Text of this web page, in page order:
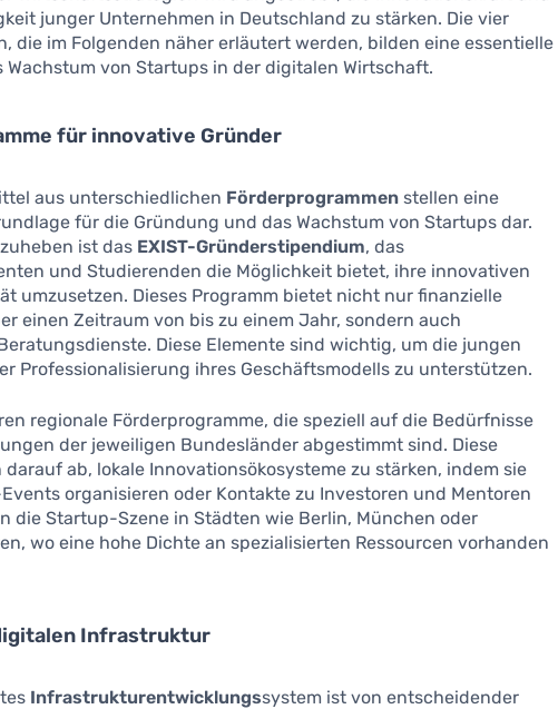
junger Unternehmen in Deutschland zu stärken. Die vier
die im Folgenden näher erläutert werden, bilden eine essentielle
Wachstum von Startups in der digitalen Wirtschaft.
für innovative Gründer
aus unterschiedlichen Förderprogrammen stellen eine
für die Gründung und das Wachstum von Startups dar.
ist das EXIST-Gründerstipendium, das
und Studierenden die Möglichkeit bietet, ihre innovativen
umzusetzen. Dieses Programm bietet nicht nur finanzielle
einen Zeitraum von bis zu einem Jahr, sondern auch
Diese Elemente sind wichtig, um die jungen
Professionalisierung ihres Geschäftsmodells zu unterstützen.
regionale Förderprogramme, die speziell auf die Bedürfnisse
der jeweiligen Bundesländer abgestimmt sind. Diese
darauf ab, lokale Innovationsökosysteme zu stärken, indem sie
organisieren oder Kontakte zu Investoren und Mentoren
die Startup-Szene in Städten wie Berlin, München oder
wo eine hohe Dichte an spezialisierten Ressourcen vorhanden
Infrastruktur
Infrastrukturentwicklungssystem ist von entscheidender